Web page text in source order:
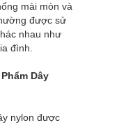
mài mòn và
được sử
nhau như
đình.
Dây
nylon được